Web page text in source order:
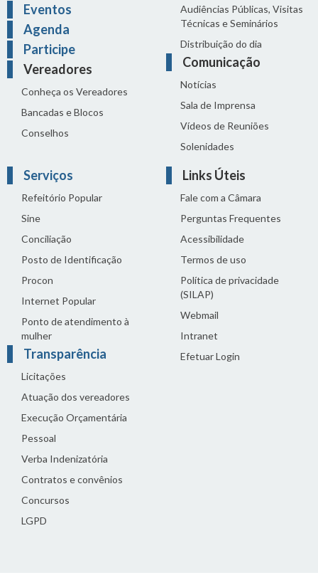
Eventos
Agenda
Participe
Vereadores
Conheça os Vereadores
Bancadas e Blocos
Conselhos
Audiências Públicas, Visitas
Técnicas e Seminários
Distribuição do dia
Comunicação
Notícias
Sala de Imprensa
Vídeos de Reuniões
Solenidades
Serviços
Refeitório Popular
Sine
Conciliação
Posto de Identificação
Procon
Internet Popular
Ponto de atendimento à
mulher
Transparência
Licitações
Atuação dos vereadores
Execução Orçamentária
Pessoal
Verba Indenizatória
Contratos e convênios
Concursos
LGPD
Links Úteis
Fale com a Câmara
Perguntas Frequentes
Acessibilidade
Termos de uso
Política de privacidade
(SILAP)
Webmail
Intranet
Efetuar Login